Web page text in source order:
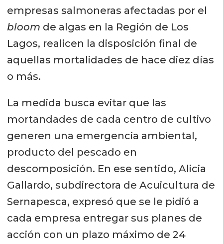
empresas salmoneras afectadas por el
bloom de algas en la Región de Los
Lagos, realicen la disposición final de
aquellas mortalidades de hace diez días
o más.
La medida busca evitar que las
mortandades de cada centro de cultivo
generen una emergencia ambiental,
producto del pescado en
descomposición. En ese sentido, Alicia
Gallardo, subdirectora de Acuicultura de
Sernapesca, expresó que se le pidió a
cada empresa entregar sus planes de
acción con un plazo máximo de 24